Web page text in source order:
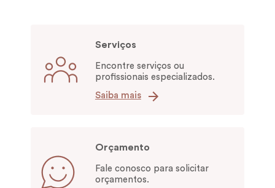
Serviços
Encontre serviços ou
profissionais especializados.
Saiba mais
Orçamento
Fale conosco para solicitar
orçamentos.